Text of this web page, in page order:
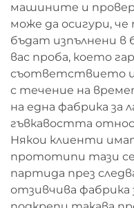
машините и
може да осигури,
бъдат изпълнени в
вас проба, което
съответствието
с течение на
на една фабрика за
гъвкавостта
Някои клиенти
прототипи тази
партида през
отзивчива фабрика